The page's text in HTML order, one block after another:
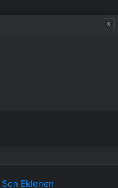
Son Eklenen